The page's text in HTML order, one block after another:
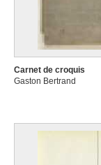
Carnet de croquis
Gaston Bertrand